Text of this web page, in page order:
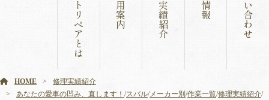
ト
リ
ペ
ア
と
は
用
案
内
実
績
紹
介
情
報
い
合
わ
せ
HOME
修理実績紹介
あなたの愛車の凹み、直します！ /スバル/メーカー別 /作業一覧/修理実績紹介/